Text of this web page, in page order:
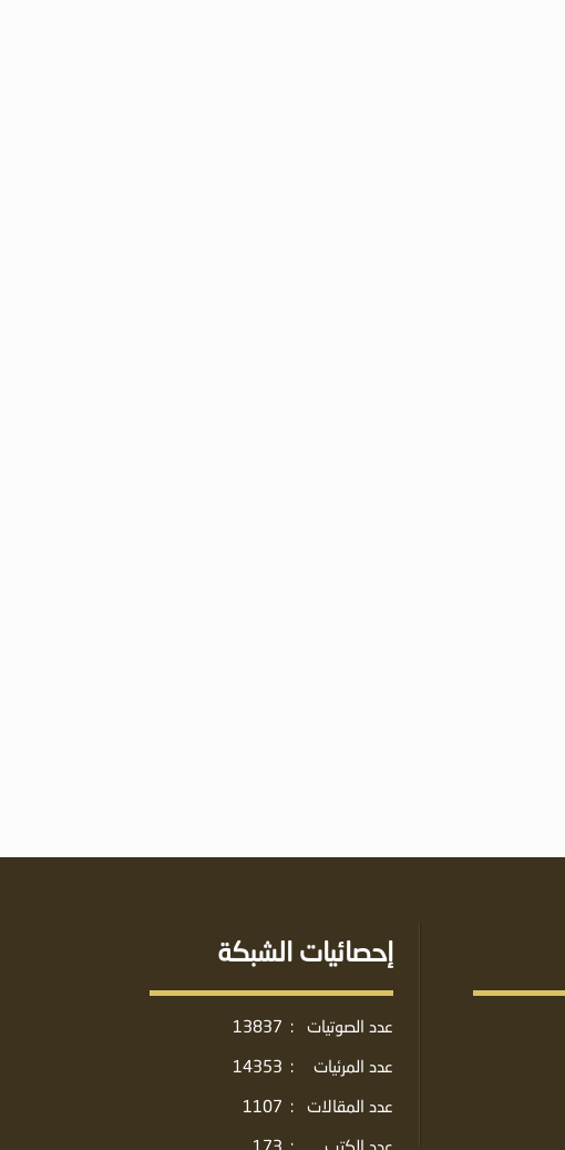
إحصائيات الشبكة
عدد الصوتيات :
13837
عدد المرئيات
:
14353
عدد المقالات
:
1107
عدد الكتب
:
173